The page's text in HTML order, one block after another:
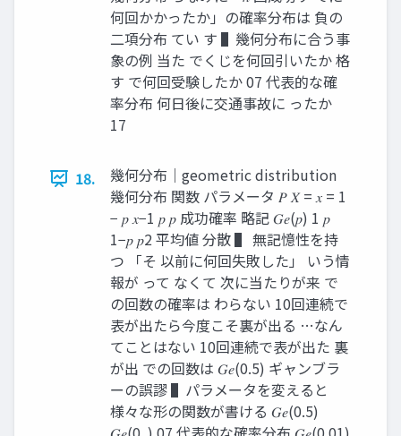
何回かかったか」の確率分布は 負の
二項分布 てい す ▌幾何分布に合う事
象の例 当た でくじを何回引いたか 格
す で何回受験したか 07 代表的な確
率分布 何日後に交通事故に ったか
17
18.
幾何分布｜geometric distribution
幾何分布 関数 パラメータ 𝑃 𝑋 = 𝑥 = 1
− 𝑝 𝑥−1 𝑝 𝑝 成功確率 略記 𝐺𝑒(𝑝) 1 𝑝
1−𝑝 𝑝2 平均値 分散 ▌ 無記憶性を持
つ 「そ 以前に何回失敗した」 いう情
報が って なくて 次に当たりが来 で
の回数の確率は わらない 10回連続で
表が出たら今度こそ裏が出る …なん
てことはない 10回連続で表が出た 裏
が出 での回数は 𝐺𝑒(0.5) ギャンブラ
ーの誤謬 ▌パラメータを変えると
様々な形の関数が書ける 𝐺𝑒(0.5)